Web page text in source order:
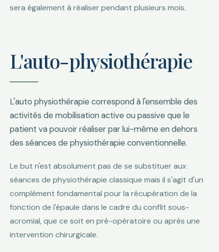
sera également à réaliser pendant plusieurs mois.
L'auto-physiothérapie
L'auto physiothérapie correspond à l'ensemble des
activités de mobilisation active ou passive que le
patient va pouvoir réaliser par lui-même en dehors
des séances de physiothérapie conventionnelle.
Le but n'est absolument pas de se substituer aux
séances de physiothérapie classique mais il s'agit d'un
complément fondamental pour la récupération de la
fonction de l'épaule dans le cadre du conflit sous-
acromial, que ce soit en pré-opératoire ou après une
intervention chirurgicale.